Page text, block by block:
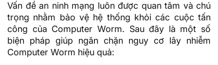
Vấn đề an ninh mạng luôn được quan tâm và chú
trọng nhằm bảo vệ hệ thống khỏi các cuộc tấn
công của Computer Worm. Sau đây là một số
biện pháp giúp ngăn chặn nguy cơ lây nhiễm
Computer Worm hiệu quả: